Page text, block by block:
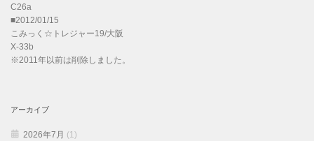
C26a
■2012/01/15
こみっく☆トレジャー19/大阪
X-33b
※2011年以前は削除しました。
アーカイブ
2026年7月 (1)